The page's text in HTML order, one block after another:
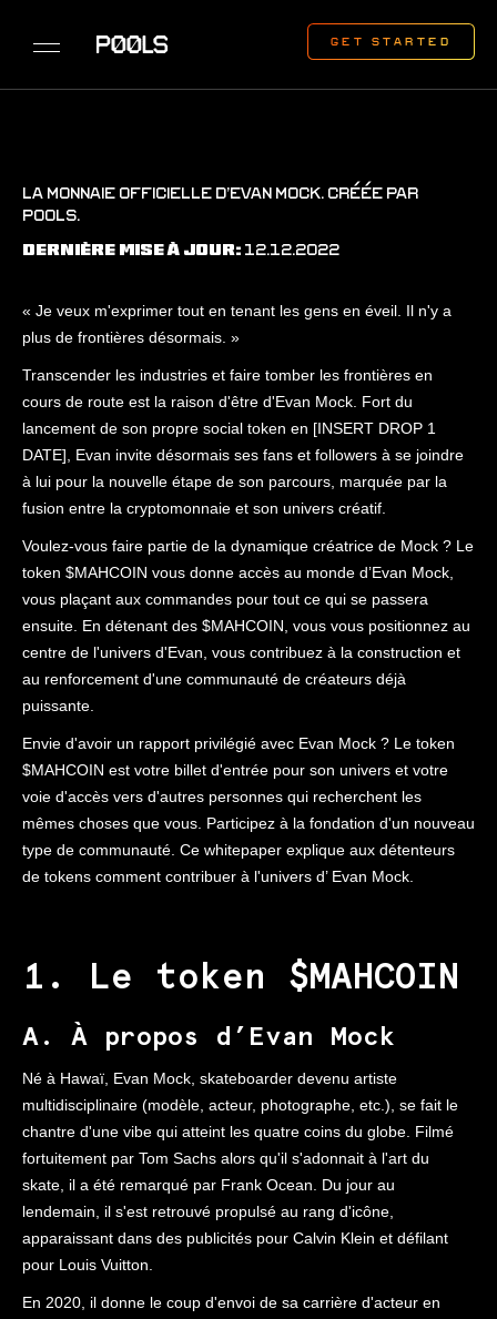
LA MONNAIE OFFICIELLE D’EVAN MOCK. CRÉÉE PAR
P00LS.
DERNIÈRE MISE À JOUR: 12.12.2022
« Je veux m'exprimer tout en tenant les gens en éveil. Il n'y a
plus de frontières désormais. »
Transcender les industries et faire tomber les frontières en
cours de route est la raison d'être d'Evan Mock. Fort du
lancement de son propre social token en [INSERT DROP 1
DATE], Evan invite désormais ses fans et followers à se joindre
à lui pour la nouvelle étape de son parcours, marquée par la
fusion entre la cryptomonnaie et son univers créatif.
Voulez-vous faire partie de la dynamique créatrice de Mock ? Le
token $MAHCOIN vous donne accès au monde d’Evan Mock,
vous plaçant aux commandes pour tout ce qui se passera
ensuite. En détenant des $MAHCOIN, vous vous positionnez au
centre de l'univers d'Evan, vous contribuez à la construction et
au renforcement d'une communauté de créateurs déjà
puissante.
Envie d'avoir un rapport privilégié avec Evan Mock ? Le token
$MAHCOIN est votre billet d'entrée pour son univers et votre
voie d'accès vers d'autres personnes qui recherchent les
mêmes choses que vous. Participez à la fondation d'un nouveau
type de communauté. Ce whitepaper explique aux détenteurs
de tokens comment contribuer à l'univers d’ Evan Mock.
1. Le token $MAHCOIN
A. À propos d’Evan Mock
Né à Hawaï, Evan Mock, skateboarder devenu artiste
multidisciplinaire (modèle, acteur, photographe, etc.), se fait le
chantre d'une vibe qui atteint les quatre coins du globe. Filmé
fortuitement par Tom Sachs alors qu'il s'adonnait à l'art du
skate, il a été remarqué par Frank Ocean. Du jour au
lendemain, il s'est retrouvé propulsé au rang d'icône,
apparaissant dans des publicités pour Calvin Klein et défilant
pour Louis Vuitton.
En 2020, il donne le coup d'envoi de sa carrière d'acteur en